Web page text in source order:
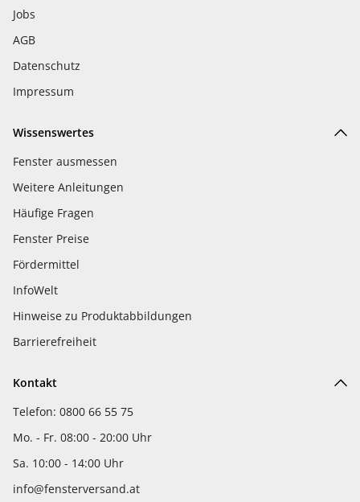
Jobs
AGB
Datenschutz
Impressum
Wissenswertes
Fenster ausmessen
Weitere Anleitungen
Häufige Fragen
Fenster Preise
Fördermittel
InfoWelt
Hinweise zu Produktabbildungen
Barrierefreiheit
Kontakt
Telefon: 0800 66 55 75
Mo. - Fr. 08:00 - 20:00 Uhr
Sa. 10:00 - 14:00 Uhr
info@fensterversand.at